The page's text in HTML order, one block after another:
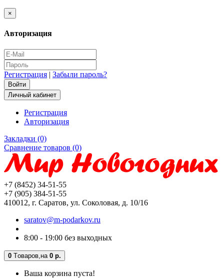
×
Авторизация
Регистрация | Забыли пароль?
Личный кабинет
Регистрация
Авторизация
Закладки (0)
Сравнение товаров (0)
+7 (8452) 34-51-55
+7 (905) 384-51-55
410012, г. Саратов, ул. Соколовая, д. 10/16
saratov@m-podarkov.ru
8:00 - 19:00 без выходных
0 Tоваров, на 0 р.
Ваша корзина пуста!